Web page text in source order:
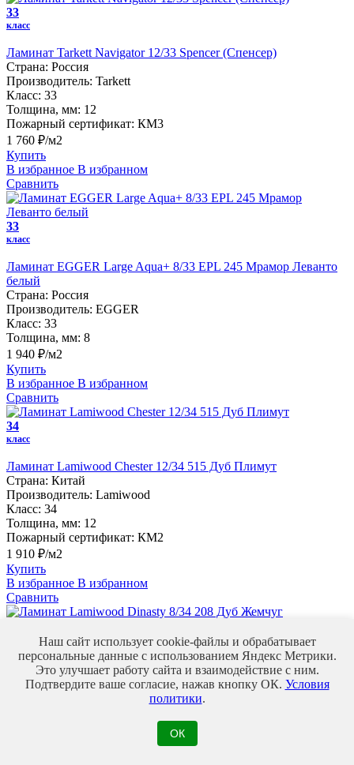
33
класс
Ламинат Tarkett Navigator 12/33 Spencer (Спенсер)
Страна: Россия
Производитель: Tarkett
Класс: 33
Толщина, мм: 12
Пожарный сертификат: КМ3
1 760 ₽/м2
Купить
В избранное В избранном
Сравнить
33
класс
Ламинат EGGER Large Aqua+ 8/33 EPL 245 Мрамор Леванто
белый
Страна: Россия
Производитель: EGGER
Класс: 33
Толщина, мм: 8
1 940 ₽/м2
Купить
В избранное В избранном
Сравнить
34
класс
Ламинат Lamiwood Chester 12/34 515 Дуб Плимут
Страна: Китай
Производитель: Lamiwood
Класс: 34
Толщина, мм: 12
Пожарный сертификат: КМ2
1 910 ₽/м2
Купить
В избранное В избранном
Сравнить
Ламинат Lamiwood Dinasty 8/34 208 Дуб Жемчуг
Страна: Китай
Производитель:
Lamiwood
Наш сайт использует cookie-файлы и обрабатывает
персональные данные с использованием Яндекс Метрики.
Это улучшает работу сайта и взаимодействие с ним.
Подтвердите ваше согласие, нажав кнопку ОК. Условия
политики.
ОК